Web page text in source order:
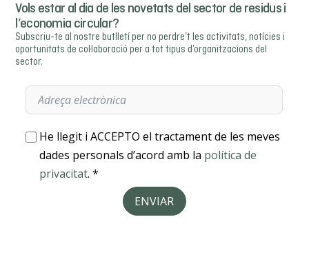
Vols estar al dia de les novetats del sector de residus i
l’economia circular?
Subscriu-te al nostre butlletí per no perdre’t les activitats, notícies i
oportunitats de col·laboració per a tot tipus d’organitzacions del
sector.